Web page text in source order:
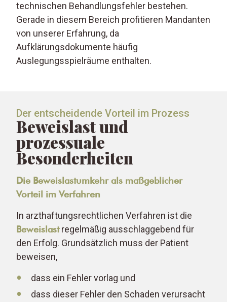
technischen Behandlungsfehler bestehen.
Gerade in diesem Bereich profitieren Mandanten
von unserer Erfahrung, da
Aufklärungsdokumente häufig
Auslegungsspielräume enthalten.
Der entscheidende Vorteil im Prozess
Beweislast und
prozessuale
Besonderheiten
Die Beweislastumkehr als maßgeblicher
Vorteil im Verfahren
In arzthaftungsrechtlichen Verfahren ist die
Beweislastregelmäßig ausschlaggebend für
den Erfolg. Grundsätzlich muss der Patient
beweisen,
dass ein Fehler vorlag und
dass dieser Fehler den Schaden verursacht